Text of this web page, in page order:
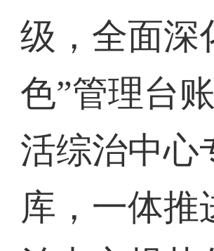
级，全面深
色”管理台
活综治中心
库，一体推